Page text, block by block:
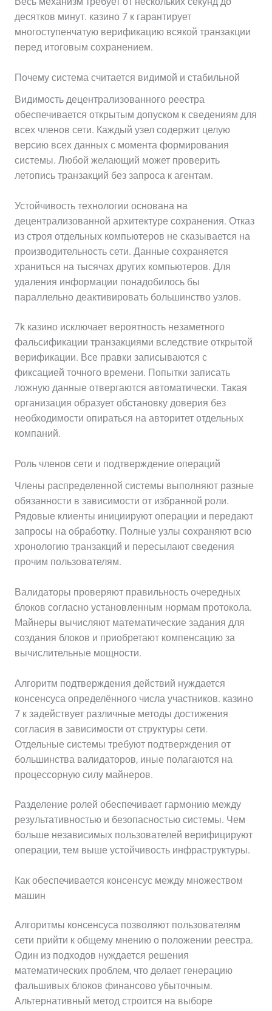
десятков минут. казино 7 к гарантирует
многоступенчатую верификацию всякой транзакции
перед итоговым сохранением.
Почему система считается видимой и стабильной
Видимость децентрализованного реестра
обеспечивается открытым допуском к сведениям для
всех членов сети. Каждый узел содержит целую
версию всех данных с момента формирования
системы. Любой желающий может проверить
летопись транзакций без запроса к агентам.
Устойчивость технологии основана на
децентрализованной архитектуре сохранения. Отказ
из строя отдельных компьютеров не сказывается на
производительность сети. Данные сохраняется
храниться на тысячах других компьютеров. Для
удаления информации понадобилось бы
параллельно деактивировать большинство узлов.
7k казино исключает вероятность незаметного
фальсификации транзакциями вследствие открытой
верификации. Все правки записываются с
фиксацией точного времени. Попытки записать
ложную данные отвергаются автоматически. Такая
организация образует обстановку доверия без
необходимости опираться на авторитет отдельных
компаний.
Роль членов сети и подтверждение операций
Члены распределенной системы выполняют разные
обязанности в зависимости от избранной роли.
Рядовые клиенты инициируют операции и передают
запросы на обработку. Полные узлы сохраняют всю
хронологию транзакций и пересылают сведения
прочим пользователям.
Валидаторы проверяют правильность очередных
блоков согласно установленным нормам протокола.
Майнеры вычисляют математические задания для
создания блоков и приобретают компенсацию за
вычислительные мощности.
Алгоритм подтверждения действий нуждается
консенсуса определённого числа участников. казино
7 к задействует различные методы достижения
согласия в зависимости от структуры сети.
Отдельные системы требуют подтверждения от
большинства валидаторов, иные полагаются на
процессорную силу майнеров.
Разделение ролей обеспечивает гармонию между
результативностью и безопасностью системы. Чем
больше независимых пользователей верифицируют
операции, тем выше устойчивость инфраструктуры.
Как обеспечивается консенсус между множеством
машин
Алгоритмы консенсуса позволяют пользователям
сети прийти к общему мнению о положении реестра.
Один из подходов нуждается решения
математических проблем, что делает генерацию
фальшивых блоков финансово убыточным.
Альтернативный метод строится на выборе